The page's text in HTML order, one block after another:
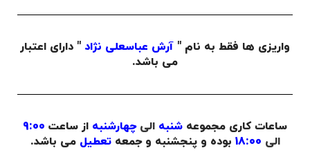
واریزی ها فقط به نام " آرش عباسعلی نژاد " دارای اعتبار
می باشد.
ساعات کاری مجموعه شنبه الی چهارشنبه از ساعت 9:00
الی
بوده و پنجشنبه و جمعهتعطیل می باشد.